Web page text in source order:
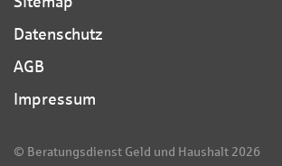
Datenschutz
AGB
Impressum
© Beratungsdienst Geld und Haushalt 2026